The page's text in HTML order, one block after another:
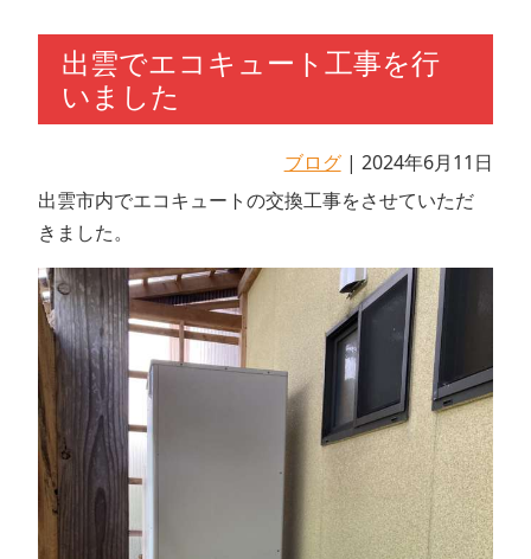
出雲でエコキュート工事を行
いました
ブログ| 2024年6月11日
出雲市内でエコキュートの交換工事をさせていただ
きました。